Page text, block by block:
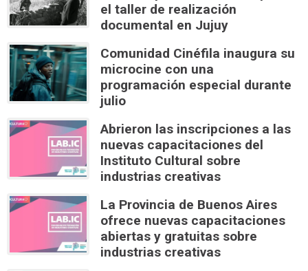
el taller de realización
documental en Jujuy
Comunidad Cinéfila inaugura su
microcine con una
programación especial durante
julio
Abrieron las inscripciones a las
nuevas capacitaciones del
Instituto Cultural sobre
industrias creativas
La Provincia de Buenos Aires
ofrece nuevas capacitaciones
abiertas y gratuitas sobre
industrias creativas